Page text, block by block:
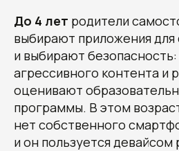
До 4 лет родители
выбирают приложения для
и выбирают
агрессивного контента и
оценивают
программы. В этом
нет собственного
и он пользуется девайсом